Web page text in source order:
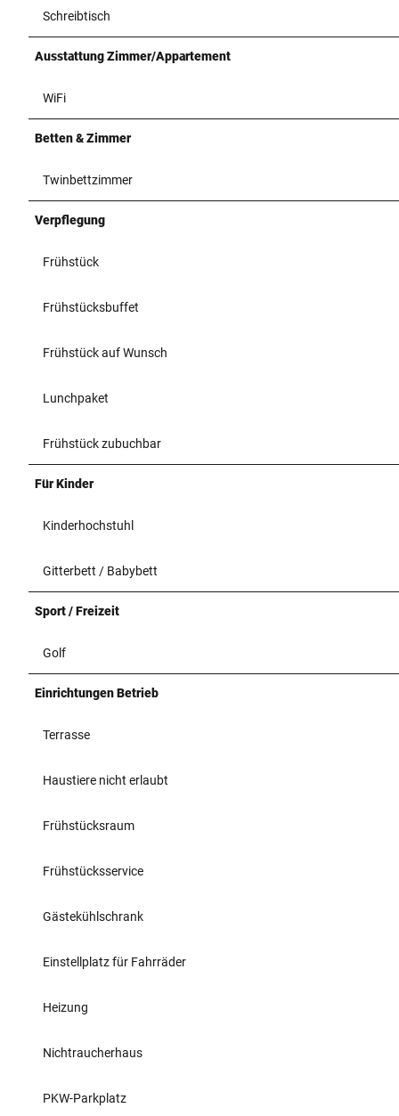
Schreibtisch
Ausstattung Zimmer/Appartement
WiFi
Betten & Zimmer
Twinbettzimmer
Verpflegung
Frühstück
Frühstücksbuffet
Frühstück auf Wunsch
Lunchpaket
Frühstück zubuchbar
Für Kinder
Kinderhochstuhl
Gitterbett / Babybett
Sport / Freizeit
Golf
Einrichtungen Betrieb
Terrasse
Haustiere nicht erlaubt
Frühstücksraum
Frühstücksservice
Gästekühlschrank
Einstellplatz für Fahrräder
Heizung
Nichtraucherhaus
PKW-Parkplatz